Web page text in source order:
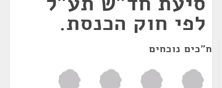
לפי חוק הכנסת.
ח"כים נוכחים